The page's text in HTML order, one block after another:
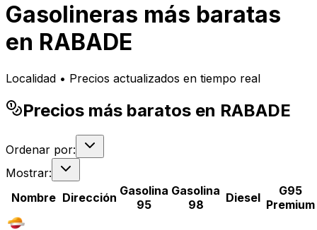
Gasolineras más baratas
en RABADE
Localidad • Precios actualizados en tiempo real
Precios más baratos en RABADE
Ordenar por:
Mostrar:
Nombre Dirección Gasolina
95
Gasolina
98
Diesel
G95
Premium